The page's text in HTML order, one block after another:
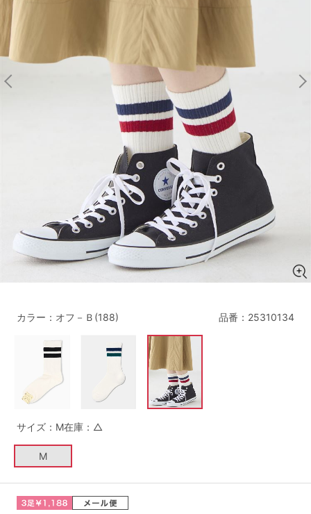
マタニティ ギフトラッピング
A70 A75
B75 B80
C65 C70 C75 C80 C85
D65 D70 D75 D85
E75 E80 E85
F65 F70 F75
G75
SS
L LL
S-AB S-CD
M-AB M-CD M-EF
すべてのサイズを表示する
1,000～1,999円
2,000～2,999円 3,000～3,999円
4,000円～
セールアイテムから探す
セールアイテム
品番： 25310134
カラー：オフ－Ｂ(188)
サイズ：M在庫：△
M